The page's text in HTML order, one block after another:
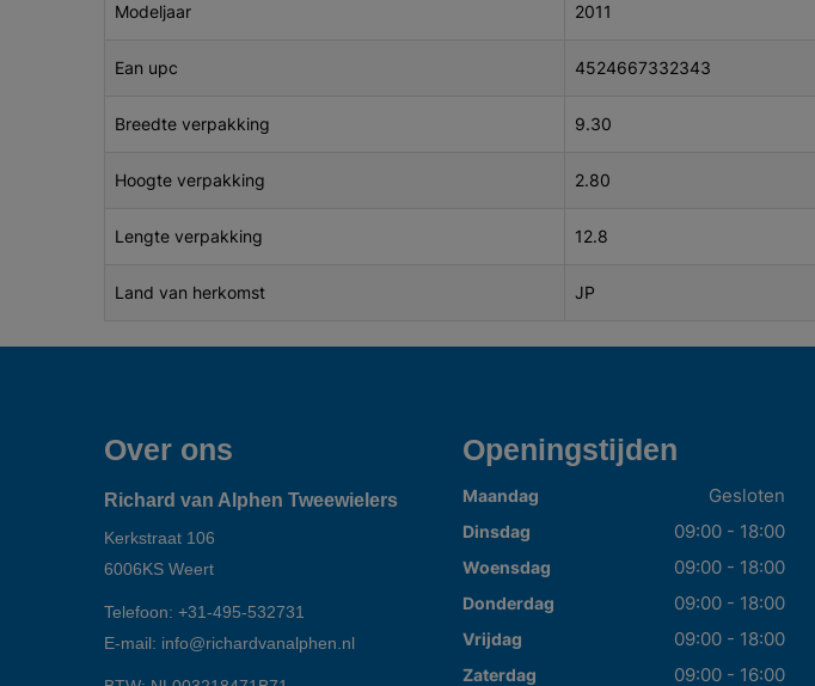
Modeljaar 2011
Ean upc 4524667332343
Breedte verpakking 9.30
Hoogte verpakking 2.80
Lengte verpakking 12.8
Land van herkomst JP
Over ons
Richard van Alphen Tweewielers
Kerkstraat 106
6006KS Weert
Telefoon: +31-495-532731
E-mail: info@richardvanalphen.nl
Openingstijden
Maandag Gesloten
Dinsdag 09:00 - 18:00
Woensdag 09:00 - 18:00
Donderdag 09:00 - 18:00
Vrijdag 09:00 - 18:00
Zaterdag 09:00 - 16:00